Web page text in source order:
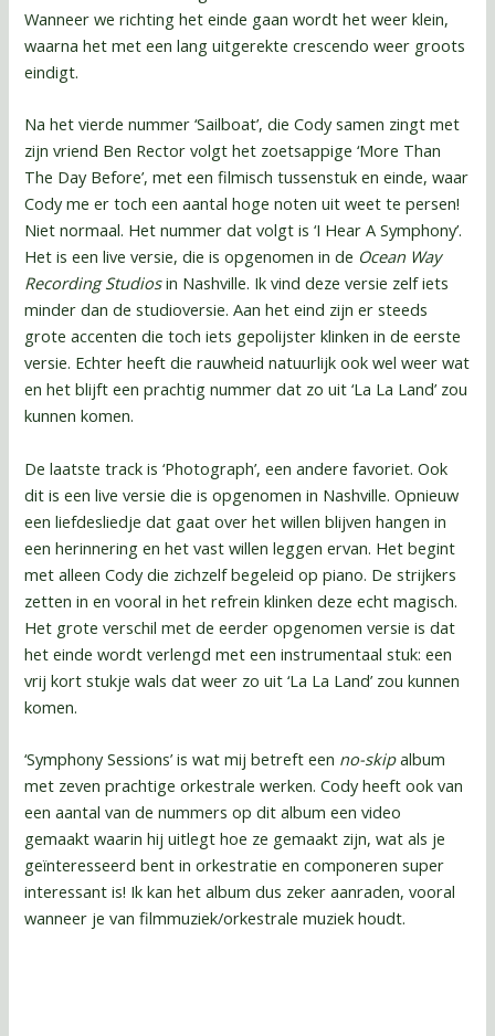
Wanneer we richting het einde gaan wordt het weer klein,
waarna het met een lang uitgerekte crescendo weer groots
eindigt.
Na het vierde nummer ‘Sailboat’, die Cody samen zingt met
zijn vriend Ben Rector volgt het zoetsappige ‘More Than
The Day Before’, met een filmisch tussenstuk en einde, waar
Cody me er toch een aantal hoge noten uit weet te persen!
Niet normaal. Het nummer dat volgt is ‘I Hear A Symphony’.
Het is een live versie, die is opgenomen in de Ocean Way
Recording Studiosin Nashville. Ik vind deze versie zelf iets
minder dan de studioversie. Aan het eind zijn er steeds
grote accenten die toch iets gepolijster klinken in de eerste
versie. Echter heeft die rauwheid natuurlijk ook wel weer wat
en het blijft een prachtig nummer dat zo uit ‘La La Land’ zou
kunnen komen.
De laatste track is ‘Photograph’, een andere favoriet. Ook
dit is een live versie die is opgenomen in Nashville. Opnieuw
een liefdesliedje dat gaat over het willen blijven hangen in
een herinnering en het vast willen leggen ervan. Het begint
met alleen Cody die zichzelf begeleid op piano. De strijkers
zetten in en vooral in het refrein klinken deze echt magisch.
Het grote verschil met de eerder opgenomen versie is dat
het einde wordt verlengd met een instrumentaal stuk: een
vrij kort stukje wals dat weer zo uit ‘La La Land’ zou kunnen
komen.
‘Symphony Sessions’ is wat mij betreft een no-skipalbum
met zeven prachtige orkestrale werken. Cody heeft ook van
een aantal van de nummers op dit album een video
gemaakt waarin hij uitlegt hoe ze gemaakt zijn, wat als je
geïnteresseerd bent in orkestratie en componeren super
interessant is! Ik kan het album dus zeker aanraden, vooral
wanneer je van filmmuziek/orkestrale muziek houdt.